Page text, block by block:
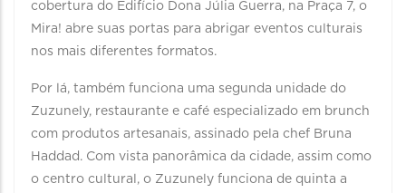
cobertura do Edifício Dona Júlia Guerra, na Praça 7, o
Mira! abre suas portas para abrigar eventos culturais
nos mais diferentes formatos.
Por lá, também funciona uma segunda unidade do
Zuzunely, restaurante e café especializado em brunch
com produtos artesanais, assinado pela chef Bruna
Haddad. Com vista panorâmica da cidade, assim como
o centro cultural, o Zuzunely funciona de quinta a